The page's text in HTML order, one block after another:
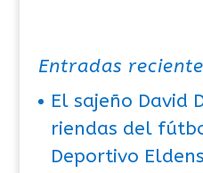
Entradas
El sajeño David
riendas del
Deportivo